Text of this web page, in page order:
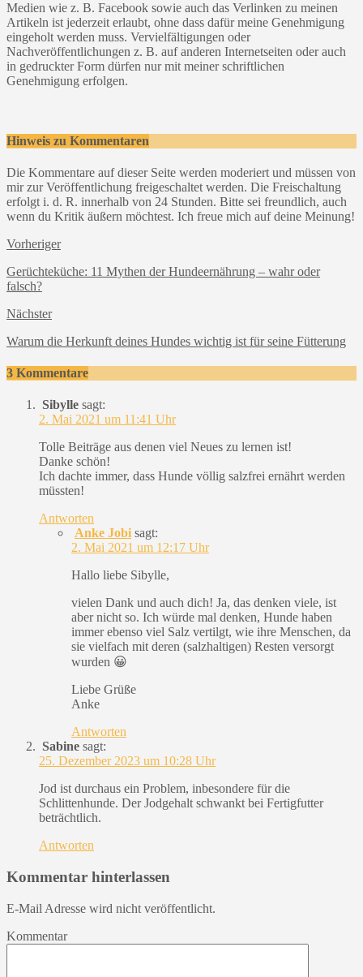
Medien wie z. B. Facebook sowie auch das Verlinken zu meinen
Artikeln ist jederzeit erlaubt, ohne dass dafür meine Genehmigung
eingeholt werden muss. Vervielfältigungen oder
Nachveröffentlichungen z. B. auf anderen Internetseiten oder auch
in gedruckter Form dürfen nur mit meiner schriftlichen
Genehmigung erfolgen.
Hinweis zu Kommentaren
Die Kommentare auf dieser Seite werden moderiert und müssen von
mir zur Veröffentlichung freigeschaltet werden. Die Freischaltung
erfolgt i. d. R. innerhalb von 24 Stunden. Bitte sei freundlich, auch
wenn du Kritik äußern möchtest. Ich freue mich auf deine Meinung!
Vorheriger
Gerüchteküche: 11 Mythen der Hundeernährung – wahr oder
falsch?
Nächster
Warum die Herkunft deines Hundes wichtig ist für seine Fütterung
3 Kommentare
Sibylle sagt:
2. Mai 2021 um 11:41 Uhr
Tolle Beiträge aus denen viel Neues zu lernen ist!
Danke schön!
Ich dachte immer, dass Hunde völlig salzfrei ernährt werden
müssten!
Antworten
Anke Jobi sagt:
2. Mai 2021 um 12:17 Uhr
Hallo liebe Sibylle,
vielen Dank und auch dich! Ja, das denken viele, ist
aber nicht so. Ich würde mal denken, Hunde haben
immer ebenso viel Salz vertilgt, wie ihre Menschen, da
sie vielfach mit deren (salzhaltigen) Resten versorgt
wurden 😀
Liebe Grüße
Anke
Antworten
Sabine sagt:
25. Dezember 2023 um 10:28 Uhr
Jod ist durchaus ein Problem, inbesondere für die
Schlittenhunde. Der Jodgehalt schwankt bei Fertigfutter
beträchtlich.
Antworten
Kommentar hinterlassen
E-Mail Adresse wird nicht veröffentlicht.
Kommentar